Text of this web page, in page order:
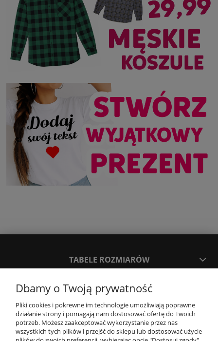
TABELE ROZMIARÓW
SPOSOBY PŁATNOŚCI ORAZ CZAS I KOSZTY DOSTAWY
KONTAKT
Dbamy o Twoją prywatność
Pliki cookies i pokrewne im technologie umożliwiają poprawne
działanie strony i pomagają nam dostosować ofertę do Twoich
potrzeb. Możesz zaakceptować wykorzystanie przez nas
wszystkich tych plików i przejść do sklepu lub dostosować użycie